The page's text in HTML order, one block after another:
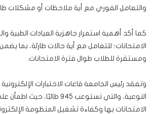
والتعامل الفوري مع أية ملاحظات أو مشكلات
كما أكد أهمية استمرار جاهزية العيادات الطبية
الامتحانات؛ للتعامل مع أية حالات طارئة، بما
ومستقرة للطلاب طوال فترة الامتحانات.
وتفقد رئيس الجامعة قاعات الاختبارات
النوعية، والتي تستوعب 945
الامتحانات بها وكفاءة تشغيل المنظومة